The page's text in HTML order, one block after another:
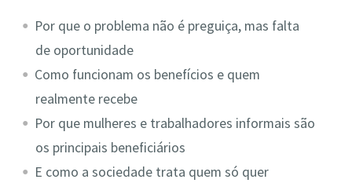
Por que o problema não é preguiça, mas falta
de oportunidade
Como funcionam os benefícios e quem
realmente recebe
Por que mulheres e trabalhadores informais são
os principais beneficiários
E como a sociedade trata quem só quer